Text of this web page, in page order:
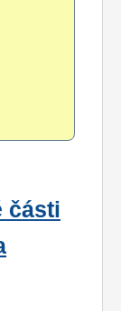
části